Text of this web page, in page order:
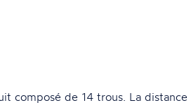
composé de 14 trous. La distance